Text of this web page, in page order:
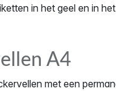
in het geel en in
A4
met een